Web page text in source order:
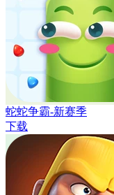
蛇蛇争霸-新赛季
下载